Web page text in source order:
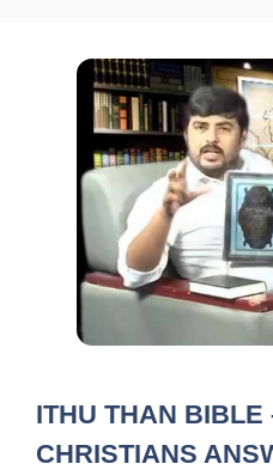
ITHU THAN BIBLE
CHRISTIANS